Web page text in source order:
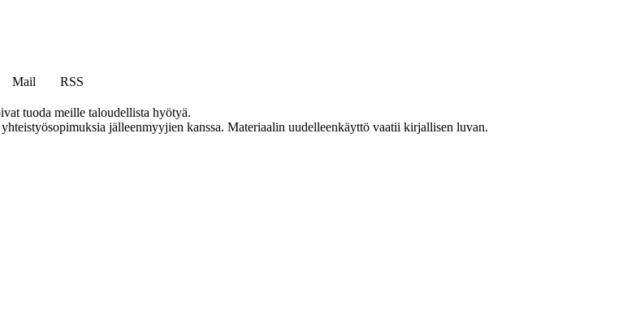
Mail
RSS
tuoda meille taloudellista hyötyä.
jälleenmyyjien kanssa. Materiaalin uudelleenkäyttö vaatii kirjallisen luvan.